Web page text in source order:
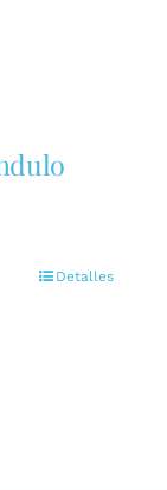
Detalles